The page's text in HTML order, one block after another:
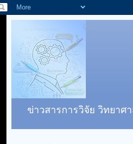
ข่าวสารการวิจัย วิทยาศ